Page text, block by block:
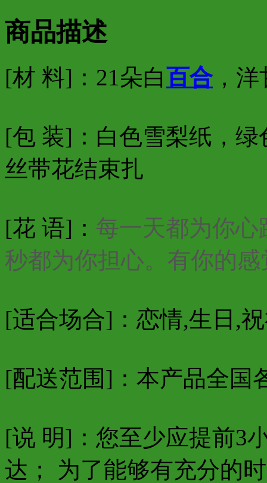
商品描述
[材 料]： 21朵白百合，洋
[包 装]：白色雪梨纸，
丝带花结束扎
[花 语]： 每一天都为你
秒都为你担心。有你的
[适合场合]：恋情,生日,
[配送范围]：本产品全国
[说 明]：您至少应提前3
达； 为了能够有充分的